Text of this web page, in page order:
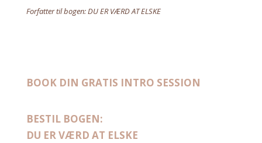
Forfatter til bogen:DU ER VÆRD AT ELSKE
BOOK DIN GRATIS INTRO SESSION
BESTIL BOGEN:
DU ER VÆRD AT ELSKE